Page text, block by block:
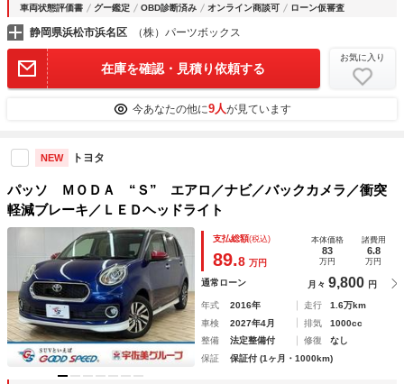
車両状態評価書 グー鑑定 OBD診断済み オンライン商談可 ローン仮審査
静岡県浜松市浜名区 （株）パーツボックス
在庫を確認・見積り依頼する
お気に入り
今あなたの他に9人が見ています
NEW トヨタ
パッソ ＭＯＤＡ “Ｓ” エアロ／ナビ／バックカメラ／衝突
軽減ブレーキ／ＬＥＤヘッドライト
支払総額(税込)
89.8 万円
本体価格
83
万円
諸費用
6.8
万円
通常ローン 月々 9,800 円
年式 2016年 走行
1.6万km
車検
2027年4月 排気
1000cc
整備
法定整備付 修復
なし
保証
保証付 (1ヶ月・1000km)